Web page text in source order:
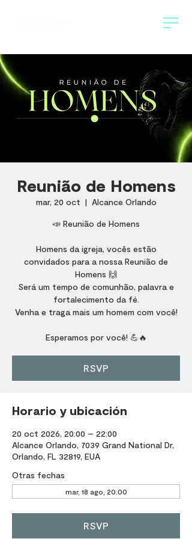
Reunião de Homens
mar, 20 oct
  |
Alcance Orlando
📣 Reunião de Homens
Homens da igreja, vocês estão
convidados para a nossa Reunião de
Homens 🙌
Será um tempo de comunhão, palavra e
fortalecimento da fé.
Venha e traga mais um homem com você!
Esperamos por você! 💪🔥
RSVP
Horario y ubicación
20 oct 2026, 20:00 – 22:00
Alcance Orlando, 7039 Grand National Dr,
Orlando, FL 32819, EUA
Otras fechas
mar, 18 ago, 20:00
RSVP